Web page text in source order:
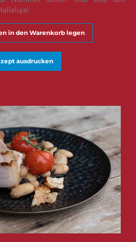
in den Warenkorb legen
ausdrucken